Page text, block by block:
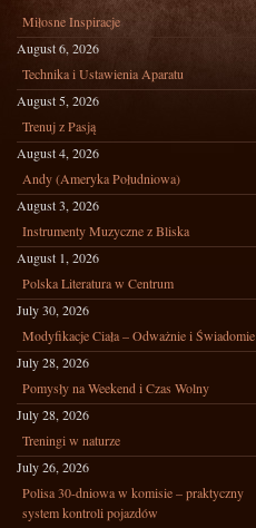
Miłosne Inspiracje
August 6, 2026
Technika i Ustawienia Aparatu
August 5, 2026
Trenuj z Pasją
August 4, 2026
Andy (Ameryka Południowa)
August 3, 2026
Instrumenty Muzyczne z Bliska
August 1, 2026
Polska Literatura w Centrum
July 30, 2026
Modyfikacje Ciała – Odważnie i Świadomie
July 28, 2026
Pomysły na Weekend i Czas Wolny
July 28, 2026
Treningi w naturze
July 26, 2026
Polisa 30-dniowa w komisie – praktyczny
system kontroli pojazdów